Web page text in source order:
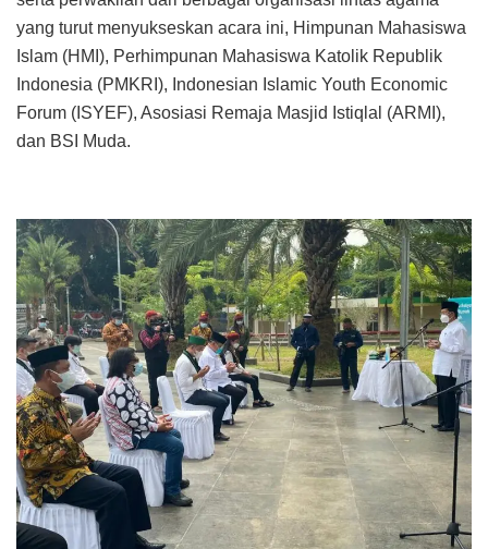
yang turut menyukseskan acara ini, Himpunan Mahasiswa
Islam (HMI), Perhimpunan Mahasiswa Katolik Republik
Indonesia (PMKRI), Indonesian Islamic Youth Economic
Forum (ISYEF), Asosiasi Remaja Masjid Istiqlal (ARMI),
dan BSI Muda.